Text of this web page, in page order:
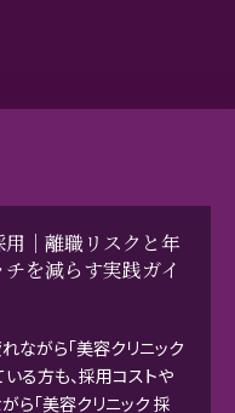
｜離職リスクと年
を減らす実践ガイ
ながら「美容クリニック
る方も、採用コストや
ら「美容クリニック 採